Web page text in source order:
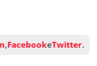
,FacebookeTwitter.